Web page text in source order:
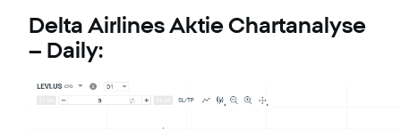
Delta Airlines Aktie Chartanalyse
– Daily: